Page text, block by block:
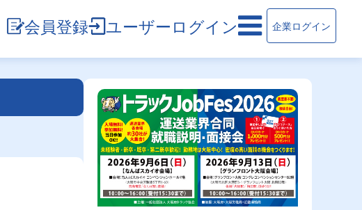
会員登録 ユーザーログイン 企業ログイン